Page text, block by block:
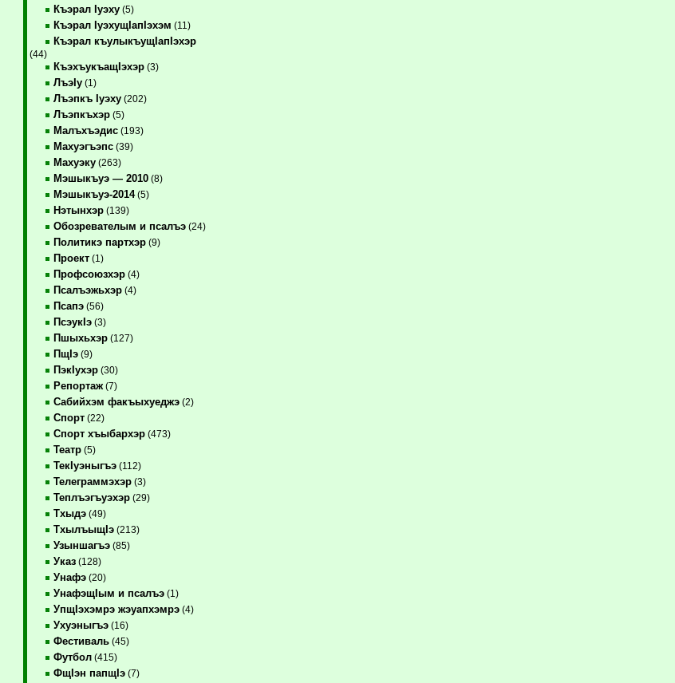
Къэрал Iуэху(5)
Къэрал IуэхущIапIэхэм (11)
Къэрал къулыкъущIапIэхэр
(44)
КъэхъукъащIэхэр(3)
ЛъэIу(1)
Лъэпкъ Iуэху(202)
Лъэпкъхэр(5)
Малъхъэдис(193)
Махуэгъэпс(39)
Махуэку(263)
Мэшыкъуэ — 2010(8)
Мэшыкъуэ-2014(5)
Нэтынхэр(139)
Обозревателым и псалъэ(24)
Политикэ партхэр(9)
Проект(1)
Профсоюзхэр(4)
Псалъэжьхэр(4)
Псапэ(56)
ПсэукIэ(3)
Пшыхьхэр(127)
ПщIэ(9)
ПэкIухэр(30)
Репортаж(7)
Сабийхэм факъыхуеджэ(2)
Спорт(22)
Спорт хъыбархэр(473)
Театр(5)
ТекIуэныгъэ(112)
Телеграммэхэр(3)
Теплъэгъуэхэр(29)
Тхыдэ(49)
ТхылъыщIэ(213)
Узыншагъэ(85)
Указ(128)
Унафэ(20)
УнафэщIым и псалъэ(1)
УпщIэхэмрэ жэуапхэмрэ(4)
Ухуэныгъэ(16)
Фестиваль(45)
Футбол(415)
ФщIэн папщIэ(7)